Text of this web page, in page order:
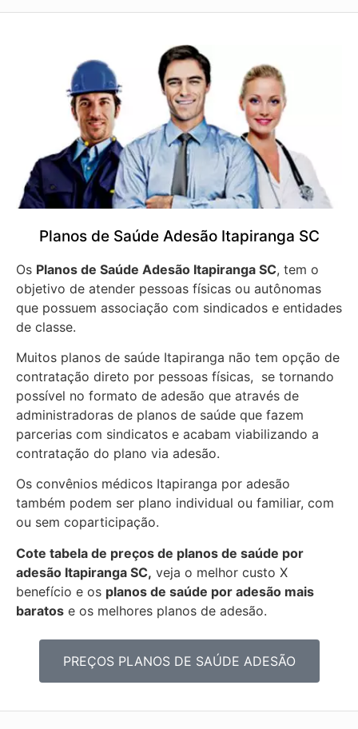
Planos de Saúde Adesão Itapiranga SC
Os Planos de Saúde Adesão Itapiranga SC, tem o
objetivo de atender pessoas físicas ou autônomas
que possuem associação com sindicados e entidades
de classe.
Muitos planos de saúde Itapiranga não tem opção de
contratação direto por pessoas físicas, se tornando
possível no formato de adesão que através de
administradoras de planos de saúde que fazem
parcerias com sindicatos e acabam viabilizando a
contratação do plano via adesão.
Os convênios médicos Itapiranga por adesão
também podem ser plano individual ou familiar, com
ou sem coparticipação.
Cote tabela de preços de planos de saúde por
adesão Itapiranga SC, veja o melhor custo X
benefício e os planos de saúde por adesão mais
baratos e os melhores planos de adesão.
PREÇOS PLANOS DE SAÚDE ADESÃO